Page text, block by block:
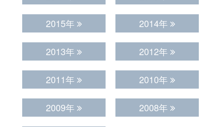
2015年 2014年
2013年 2012年
2011年 2010年
2009年 2008年